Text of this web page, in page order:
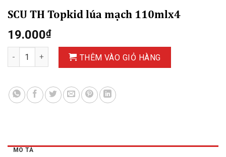
SCU TH Topkid lúa mạch 110mlx4
19.000₫
SCU TH Topkid lúa mạch 110mlx4 số lượng
THÊM VÀO GIỎ HÀNG
MÔ TẢ